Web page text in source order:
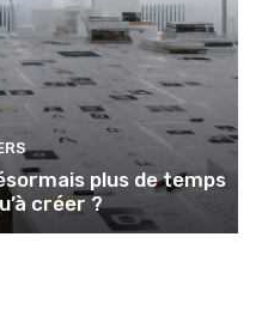
plus de temps
créer ?